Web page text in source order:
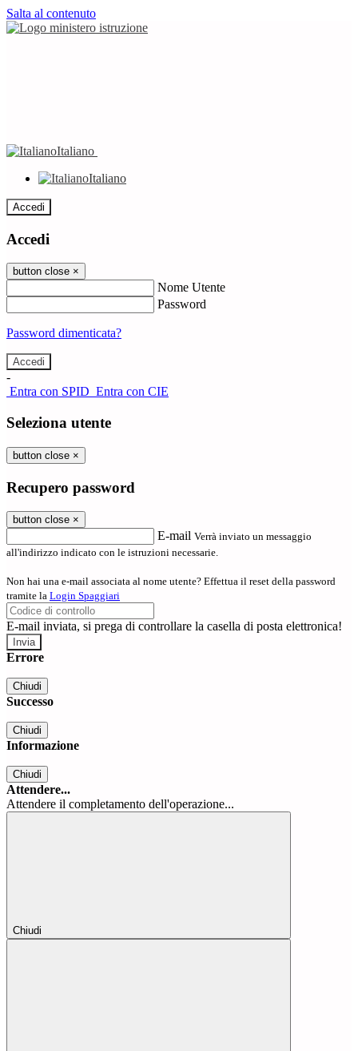
Salta al contenuto
Italiano
Italiano
Accedi
Accedi
button close ×
Nome Utente
Password
Password dimenticata?
-
Entra con SPID Entra con CIE
Seleziona utente
button close ×
Recupero password
button close ×
E-mail Verrà inviato un messaggio
all'indirizzo indicato con le istruzioni necessarie.
Non hai una e-mail associata al nome utente? Effettua il reset della password
tramite la Login Spaggiari
E-mail inviata, si prega di controllare la casella di posta elettronica!
Errore
Chiudi
Successo
Chiudi
Informazione
Chiudi
Attendere...
Attendere il completamento dell'operazione...
Chiudi